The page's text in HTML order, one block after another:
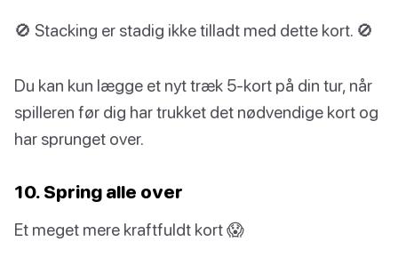
🚫 Stacking er stadig ikke tilladt med dette kort. 🚫
Du kan kun lægge et nyt træk 5-kort på din tur, når
spilleren før dig har trukket det nødvendige kort og
har sprunget over.
10. Spring alle over
Et meget mere kraftfuldt kort 😱